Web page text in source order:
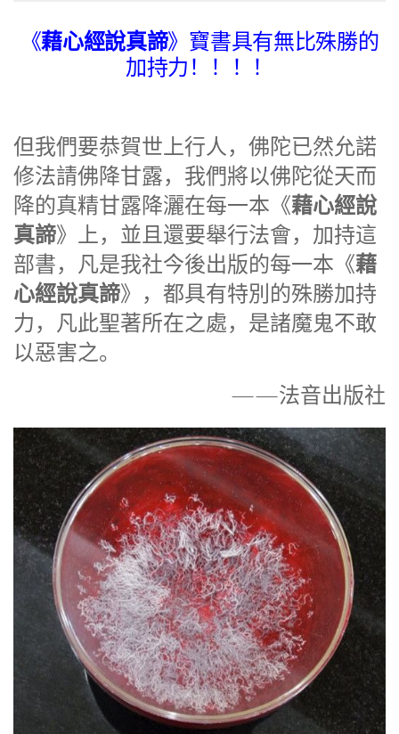
《藉心經說真諦》寶書具有無比殊勝的
加持力！！！！
但我們要恭賀世上行人，佛陀已然允諾
修法請佛降甘露，我們將以佛陀從天而
降的真精甘露降灑在每一本《藉心經說
真諦》上，並且還要舉行法會，加持這
部書，凡是我社今後出版的每一本《藉
心經說真諦》，都具有特別的殊勝加持
力，凡此聖著所在之處，是諸魔鬼不敢
以惡害之。
——法音出版社